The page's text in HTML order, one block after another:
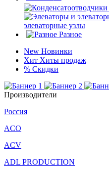
элеваторные узлы
Разное
New Новинки
Хит Хиты продаж
% Скидки
Производители
Россия
ACO
ACV
ADL PRODUCTION